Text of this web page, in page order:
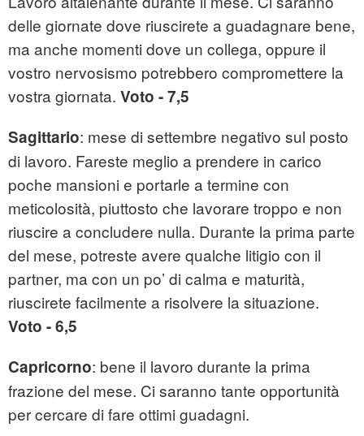
delle giornate dove riuscirete a guadagnare bene,
ma anche momenti dove un collega, oppure il
vostro nervosismo potrebbero compromettere la
vostra giornata. Voto - 7,5
Sagittario: mese di settembre negativo sul posto
di lavoro. Fareste meglio a prendere in carico
poche mansioni e portarle a termine con
meticolosità, piuttosto che lavorare troppo e non
riuscire a concludere nulla. Durante la prima parte
del mese, potreste avere qualche litigio con il
partner, ma con un po’ di calma e maturità,
riuscirete facilmente a risolvere la situazione.
Voto - 6,5
Capricorno: bene il lavoro durante la prima
frazione del mese. Ci saranno tante opportunità
per cercare di fare ottimi guadagni.